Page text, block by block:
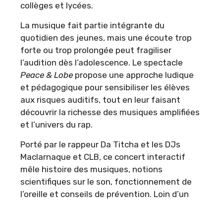
collèges et lycées.
La musique fait partie intégrante du
quotidien des jeunes, mais une écoute trop
forte ou trop prolongée peut fragiliser
l’audition dès l’adolescence. Le spectacle
Peace & Lobe propose une approche ludique
et pédagogique pour sensibiliser les élèves
aux risques auditifs, tout en leur faisant
découvrir la richesse des musiques amplifiées
et l’univers du rap.
Porté par le rappeur Da Titcha et les DJs
Maclarnaque et CLB, ce concert interactif
mêle histoire des musiques, notions
scientifiques sur le son, fonctionnement de
l’oreille et conseils de prévention. Loin d’un